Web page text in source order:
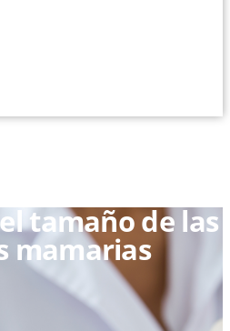
el tamaño de las
mamarias